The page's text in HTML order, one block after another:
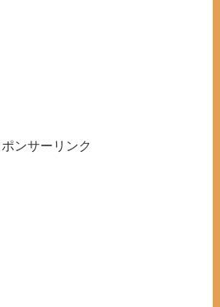
ポンサーリンク